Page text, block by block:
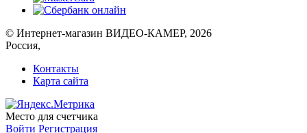
© Интернет-магазин ВИДЕО-КАМЕР, 2026
Россия,
Контакты
Карта сайта
Место для счетчика
Войти Регистрация